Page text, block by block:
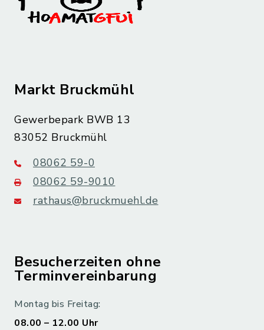
Markt Bruckmühl
Gewerbepark BWB 13
83052 Bruckmühl
08062 59-0
08062 59-9010
rathaus@bruckmuehl.de
Besucherzeiten ohne
Terminvereinbarung
Montag bis Freitag:
08.00 – 12.00 Uhr